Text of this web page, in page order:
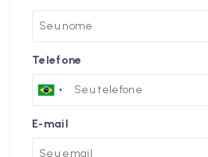
Telefone
E-mail